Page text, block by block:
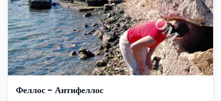
Феллос - Антифеллос